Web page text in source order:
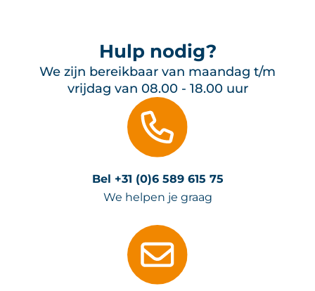
Hulp nodig?
We zijn bereikbaar van maandag t/m
vrijdag van 08.00 - 18.00 uur
Bel +31 (0)6 589 615 75
We helpen je graag